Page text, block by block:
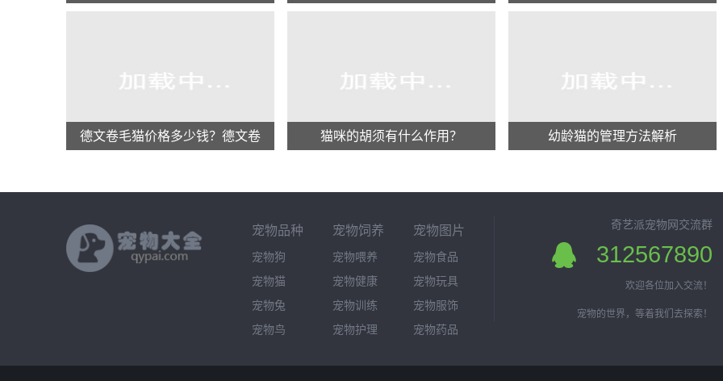
德文卷毛猫价格多少钱？德文卷 猫咪的胡须有什么作用？ 幼龄猫的管理方法解析
宠物品种
宠物狗
宠物猫
宠物兔
宠物鸟
宠物饲养
宠物喂养
宠物健康
宠物训练
宠物护理
宠物图片
宠物食品
宠物玩具
宠物服饰
宠物药品
奇艺派宠物网交流群
312567890
欢迎各位加入交流！
宠物的世界，等着我们去探索！